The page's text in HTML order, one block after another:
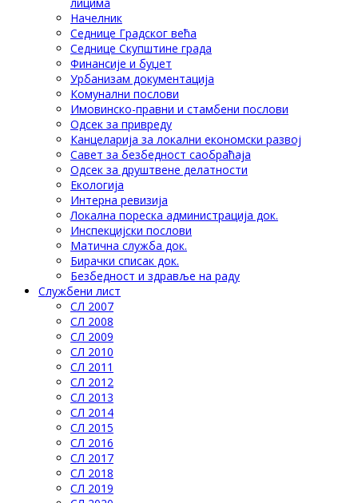
Начелник
Седнице Градског већа
Седнице Скупштине града
Финансије и буџет
Урбанизам документација
Комунални послови
Имовинско-правни и стамбени послови
Одсек за привреду
Канцеларија за локални економски развој
Савет за безбедност саобраћаја
Одсек за друштвене делатности
Eкологија
Интерна ревизија
Локална пореска администрација док.
Инспекцијски послови
Матична служба док.
Бирачки списак док.
Безбедност и здравље на раду
Службени лист
СЛ 2007
СЛ 2008
СЛ 2009
СЛ 2010
СЛ 2011
СЛ 2012
СЛ 2013
СЛ 2014
СЛ 2015
СЛ 2016
СЛ 2017
СЛ 2018
СЛ 2019